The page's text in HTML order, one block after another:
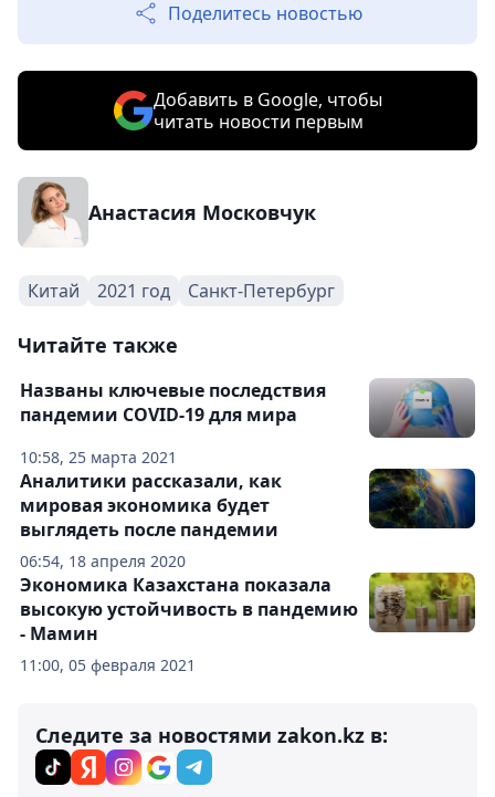
Поделитесь новостью
Добавить в Google, чтобы
читать новости первым
Анастасия Московчук
Китай 2021 год Санкт-Петербург
Читайте также
10:58, 25 марта 2021
Названы ключевые последствия
пандемии COVID-19 для мира
06:54, 18 апреля 2020
Аналитики рассказали, как
мировая экономика будет
выглядеть после пандемии
11:00, 05 февраля 2021
Экономика Казахстана показала
высокую устойчивость в пандемию
- Мамин
Следите за новостями zakon.kz в: